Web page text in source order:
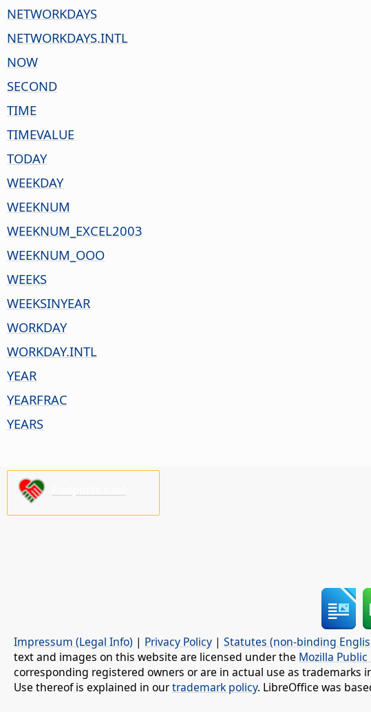
NETWORKDAYS
NETWORKDAYS.INTL
NOW
SECOND
TIME
TIMEVALUE
TODAY
WEEKDAY
WEEKNUM
WEEKNUM_EXCEL2003
WEEKNUM_OOO
WEEKS
WEEKSINYEAR
WORKDAY
WORKDAY.INTL
YEAR
YEARFRAC
YEARS
Impressum (Legal Info) | Privacy Policy | Statutes (non-binding
text and images on this website are licensed under the Mozilla
corresponding registered owners or are in actual use as
Use thereof is explained in ourtrademark policy. LibreOffice was